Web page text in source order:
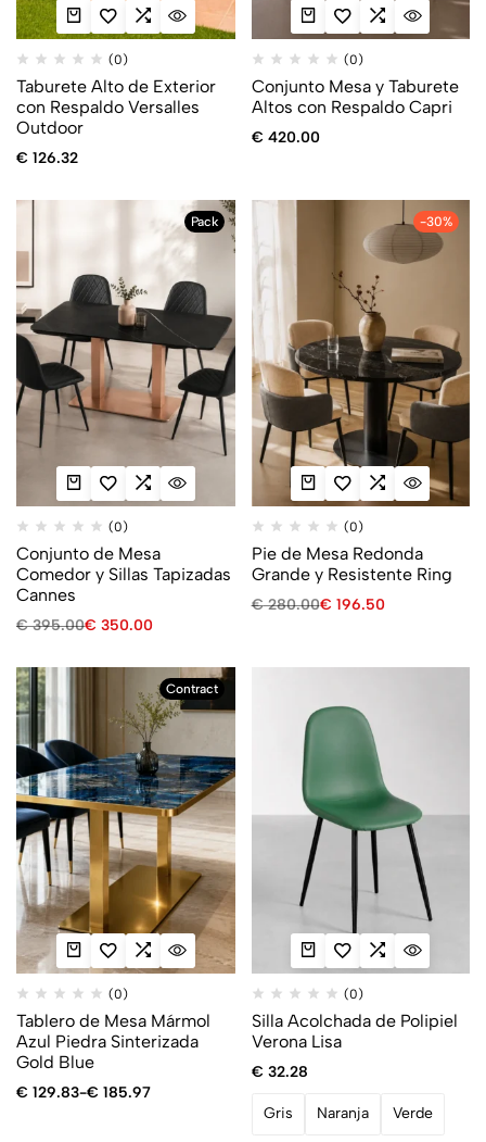
(0)
Taburete Alto de Exterior
con Respaldo Versalles
Outdoor
€ 126.32
(0)
Conjunto Mesa y Taburete
Altos con Respaldo Capri
€ 420.00
Pack
(0)
Conjunto de Mesa
Comedor y Sillas Tapizadas
Cannes
€395.00€ 350.00
-30%
(0)
Pie de Mesa Redonda
Grande y Resistente Ring
€280.00€ 196.50
Contract
(0)
Tablero de Mesa Mármol
Azul Piedra Sinterizada
Gold Blue
€ 129.83-€ 185.97
(0)
Silla Acolchada de Polipiel
Verona Lisa
€ 32.28
Gris Naranja Verde